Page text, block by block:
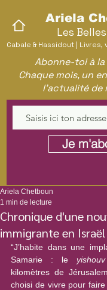
Cabale & Hassidout |
Ariela
Les
Abonne-toi à
Chaque mois, un
l'actualité de
Je
Chronique d'une
immigrante en Israël
Ariela Chetboun
1 min de lecture
“J’habite dans une
Samarie : le yishouv
kilomètres de
choisi de vivre pour